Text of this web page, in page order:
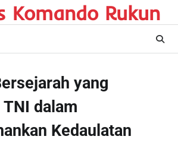
Komando Rukun
yang
dalam
Kedaulatan